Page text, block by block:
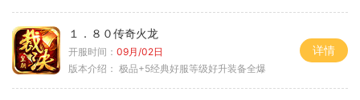
１．８０传奇火龙
开服时间： 09月/02日
版本介绍： 极品+5经典好服等级好升装备全爆
详情